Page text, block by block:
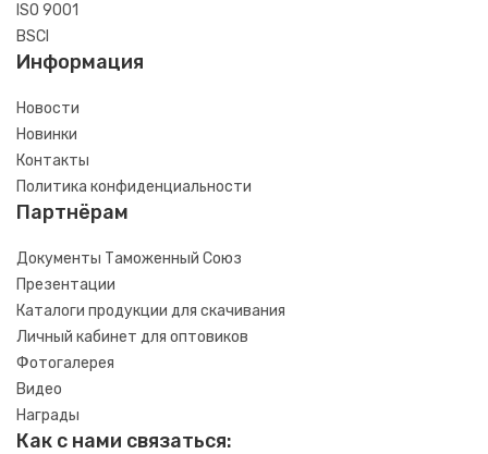
ISO 9001
BSCI
Информация
Новости
Новинки
Контакты
Политика конфиденциальности
Партнёрам
Документы Таможенный Союз
Презентации
Каталоги продукции для скачивания
Личный кабинет для оптовиков
Фотогалерея
Видео
Награды
Как с нами связаться: